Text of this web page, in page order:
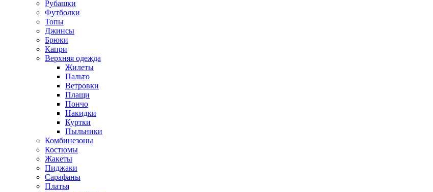
Рубашки
Футболки
Топы
Джинсы
Брюки
Капри
Верхняя одежда
Жилеты
Пальто
Ветровки
Плащи
Пончо
Накидки
Куртки
Пыльники
Комбинезоны
Костюмы
Жакеты
Пиджаки
Сарафаны
Платья